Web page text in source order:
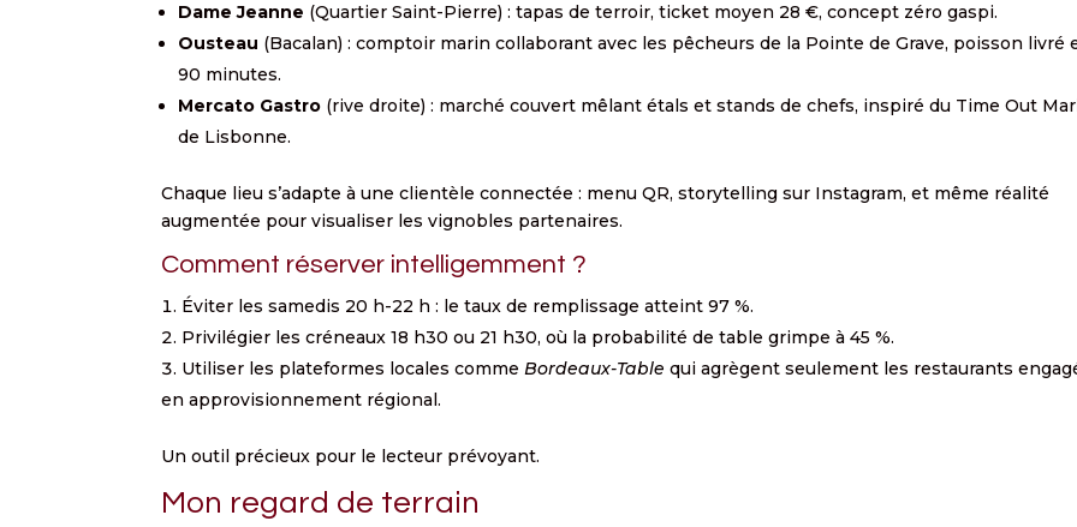
Dame Jeanne (Quartier Saint-Pierre) : tapas de terroir, ticket moyen 28 €, concept zéro gaspi.
Ousteau (Bacalan) : comptoir marin collaborant avec les pêcheurs de la Pointe de Grave, poisson livré
90 minutes.
Mercato Gastro (rive droite) : marché couvert mêlant étals et stands de chefs, inspiré du Time Out
de Lisbonne.
Chaque lieu s’adapte à une clientèle connectée : menu QR, storytelling sur Instagram, et même réalité
augmentée pour visualiser les vignobles partenaires.
Comment réserver intelligemment ?
Éviter les samedis 20 h-22 h : le taux de remplissage atteint 97 %.
Privilégier les créneaux 18 h30 ou 21 h30, où la probabilité de table grimpe à 45 %.
Utiliser les plateformes locales commeBordeaux-Table qui agrègent seulement les restaurants
en approvisionnement régional.
Un outil précieux pour le lecteur prévoyant.
Mon regard de terrain